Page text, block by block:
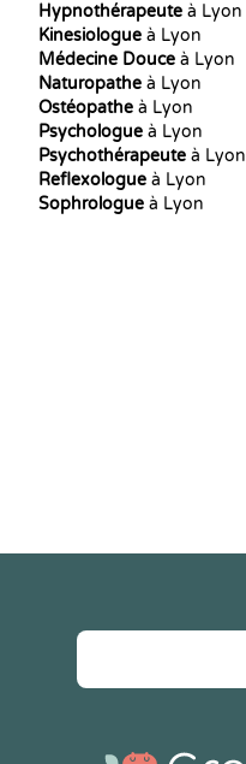
Hypnothérapeute à Lyon
Kinesiologue à Lyon
Médecine Douce à Lyon
Naturopathe à Lyon
Ostéopathe à Lyon
Psychologue à Lyon
Psychothérapeute à Lyon
Reflexologue à Lyon
Sophrologue à Lyon